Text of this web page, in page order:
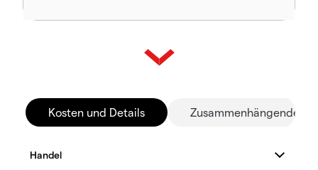
Kosten und Details Zusammenhängende